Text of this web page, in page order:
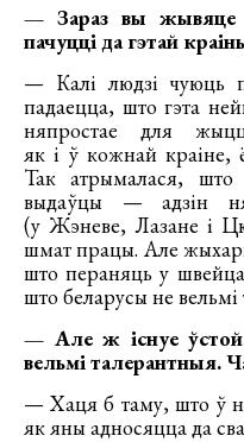
— Зараз вы жывяце
пачуцці да гэтай
— Калі людзі чуюць
падаецца, што гэта
няпростае для
як і ў кожнай краіне,
Так атрымалася, што
выдаўцы — адзін
(у Жэневе, Лазане і
шмат працы. Але
што пераняць у
што беларусы не вельмі
— Але ж існуе
вельмі талерантныя.
— Хаця б таму, што ў
як яны адносяцца да